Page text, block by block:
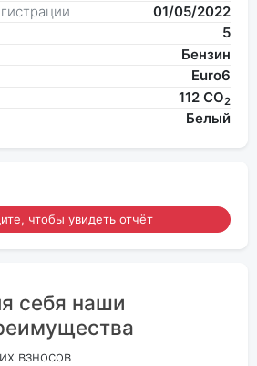
01/05/2022
5
Бензин
Euro6
112 CO2
Белый
чтобы увидеть отчёт
себя наши
взносов